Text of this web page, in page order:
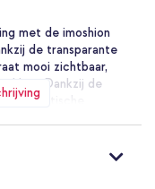
met de imoshion
de transparante
mooi zichtbaar,
ligt. Dankzij de
magnetische